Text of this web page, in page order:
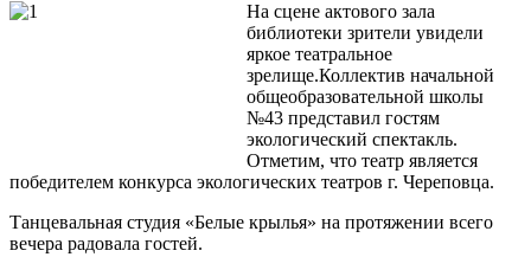
На сцене актового зала
библиотеки зрители увидели
яркое театральное
зрелище.Коллектив начальной
общеобразовательной школы
№43 представил гостям
экологический спектакль.
Отметим, что театр является
победителем конкурса экологических театров г. Череповца.
Танцевальная студия «Белые крылья» на протяжении всего
вечера радовала гостей.